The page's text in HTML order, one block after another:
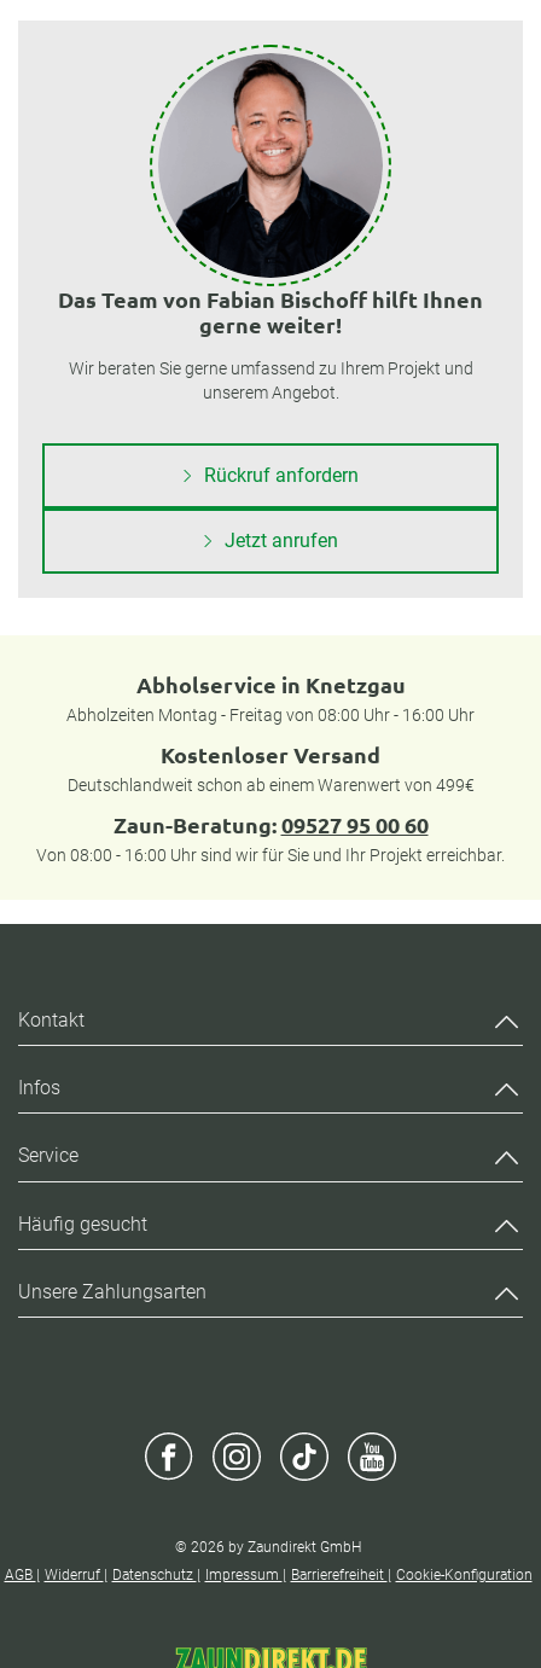
Das Team von Fabian Bischoff hilft Ihnen
gerne weiter!
Wir beraten Sie gerne umfassend zu Ihrem Projekt und
unserem Angebot.
Rückruf anfordern
Jetzt anrufen
Abholservice in Knetzgau
Abholzeiten Montag - Freitag von 08:00 Uhr - 16:00 Uhr
Kostenloser Versand
Deutschlandweit schon ab einem Warenwert von 499€
Zaun-Beratung:09527 95 00 60
Von 08:00 - 16:00 Uhr sind wir für Sie und Ihr Projekt erreichbar.
Kontakt
Infos
Service
Häufig gesucht
Unsere Zahlungsarten
© 2026 by Zaundirekt GmbH
AGB
Widerruf Datenschutz Impressum Barrierefreiheit Cookie-Konfiguration